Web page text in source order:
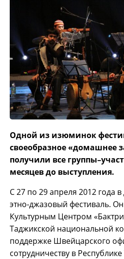
Одной из изюминок
своеобразное «домашнее
получили все
месяцев до выступления.
С 27 по 29 апреля 2012 года
этно-джазовый фестиваль.
Культурным Центром
Таджикской национальной
поддержке Швейцарского
сотрудничеству в